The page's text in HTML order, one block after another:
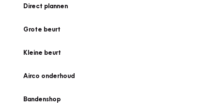
Direct plannen
Grote beurt
Kleine beurt
Airco onderhoud
Bandenshop